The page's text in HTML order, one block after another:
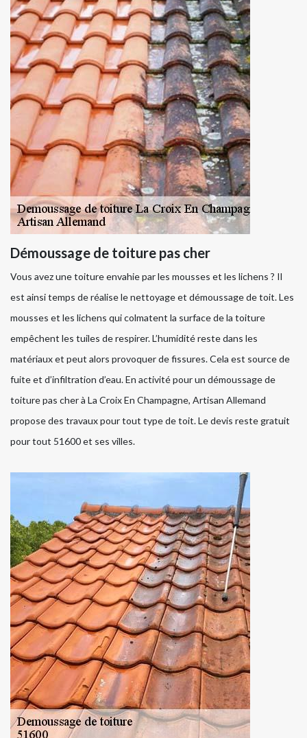
Démoussage de toiture pas cher
Vous avez une toiture envahie par les mousses et les lichens ? Il
est ainsi temps de réalise le nettoyage et démoussage de toit. Les
mousses et les lichens qui colmatent la surface de la toiture
empêchent les tuiles de respirer. L’humidité reste dans les
matériaux et peut alors provoquer de fissures. Cela est source de
fuite et d’infiltration d’eau. En activité pour un démoussage de
toiture pas cher à La Croix En Champagne, Artisan Allemand
propose des travaux pour tout type de toit. Le devis reste gratuit
pour tout 51600 et ses villes.